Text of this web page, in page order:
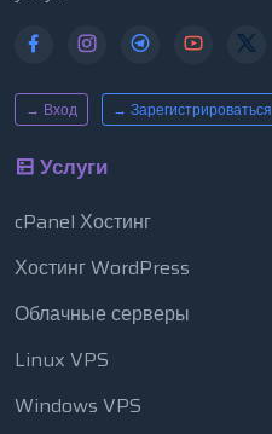
→ Вход → Зарегистрироваться
Услуги
cPanel Хостинг
Хостинг WordPress
Облачные серверы
Linux VPS
Windows VPS